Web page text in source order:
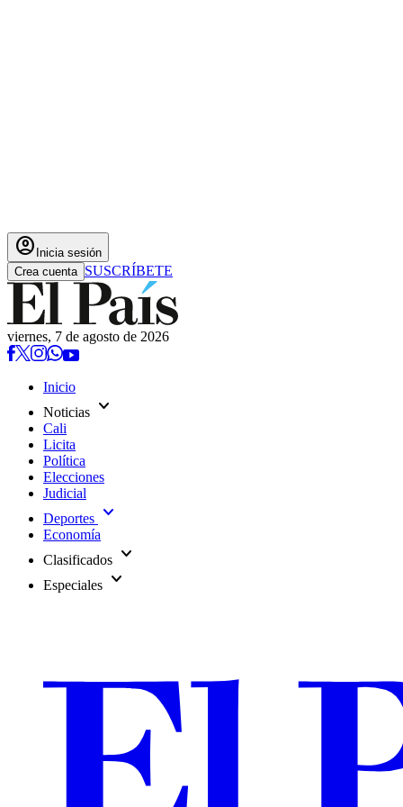
account_circle Inicia sesión
Crea cuenta SUSCRÍBETE
viernes, 7 de agosto de 2026
Inicio
Noticias expand_more
Cali
Licita
Política
Elecciones
Judicial
Deportes expand_more
Economía
Clasificados expand_more
Especiales expand_more